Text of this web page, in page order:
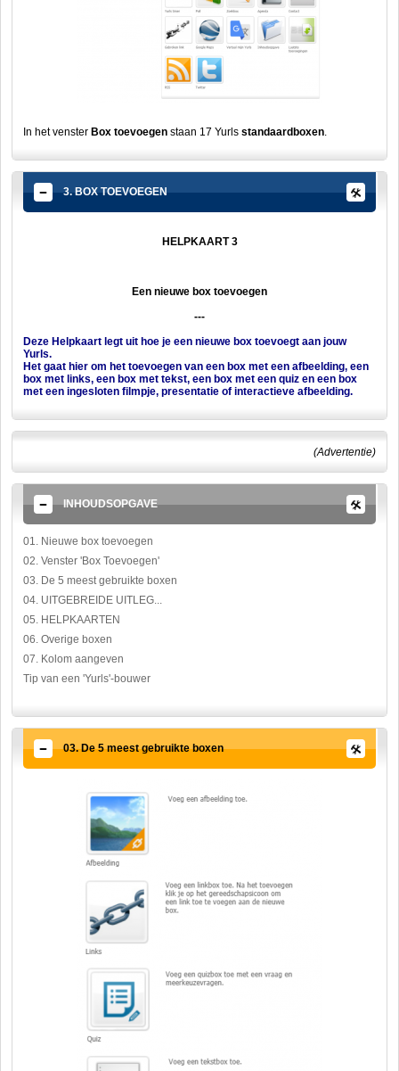
In het venster Box toevoegen staan 17 Yurls standaardboxen.
3. BOX TOEVOEGEN
HELPKAART 3
Een nieuwe box toevoegen
---
Deze Helpkaart legt uit hoe je een nieuwe box toevoegt aan jouw
Yurls.
Het gaat hier om het toevoegen van een box met een afbeelding, een
box met links, een box met tekst, een box met een quiz en een box
met een ingesloten filmpje, presentatie of interactieve afbeelding.
(Advertentie)
INHOUDSOPGAVE
01. Nieuwe box toevoegen
02. Venster 'Box Toevoegen'
03. De 5 meest gebruikte boxen
04. UITGEBREIDE UITLEG...
05. HELPKAARTEN
06. Overige boxen
07. Kolom aangeven
Tip van een 'Yurls'-bouwer
03. De 5 meest gebruikte boxen